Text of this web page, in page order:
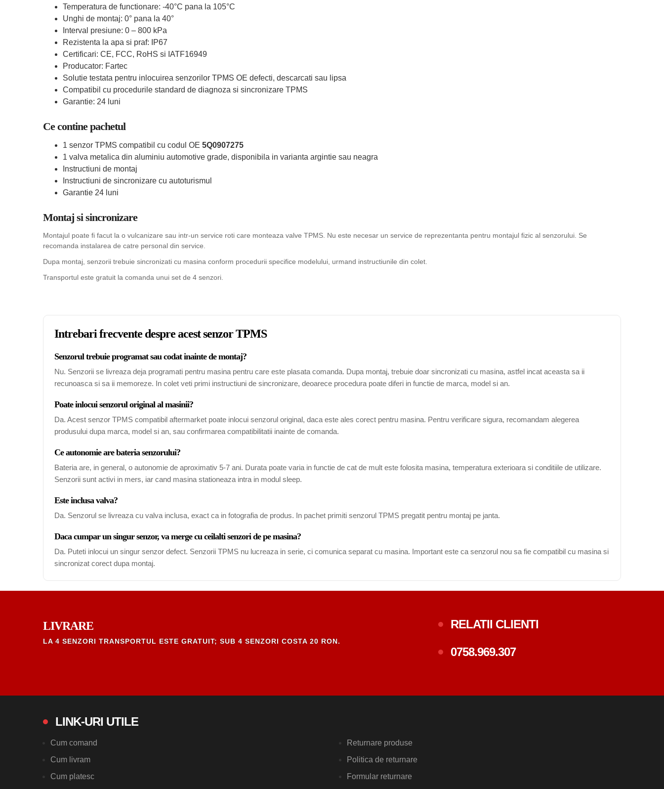
Temperatura de functionare: -40°C pana la 105°C
Unghi de montaj: 0° pana la 40°
Interval presiune: 0 – 800 kPa
Rezistenta la apa si praf: IP67
Certificari: CE, FCC, RoHS si IATF16949
Producator: Fartec
Solutie testata pentru inlocuirea senzorilor TPMS OE defecti, descarcati sau lipsa
Compatibil cu procedurile standard de diagnoza si sincronizare TPMS
Garantie: 24 luni
Ce contine pachetul
1 senzor TPMS compatibil cu codul OE 5Q0907275
1 valva metalica din aluminiu automotive grade, disponibila in varianta argintie sau neagra
Instructiuni de montaj
Instructiuni de sincronizare cu autoturismul
Garantie 24 luni
Montaj si sincronizare
Montajul poate fi facut la o vulcanizare sau intr-un service roti care monteaza valve TPMS. Nu este necesar un service de reprezentanta pentru montajul fizic al senzorului. Se
recomanda instalarea de catre personal din service.
Dupa montaj, senzorii trebuie sincronizati cu masina conform procedurii specifice modelului, urmand instructiunile din colet.
Transportul este gratuit la comanda unui set de 4 senzori.
Intrebari frecvente despre acest senzor TPMS
Senzorul trebuie programat sau codat inainte de montaj?
Nu. Senzorii se livreaza deja programati pentru masina pentru care este plasata comanda. Dupa montaj, trebuie doar sincronizati cu masina, astfel incat aceasta sa ii
recunoasca si sa ii memoreze. In colet veti primi instructiuni de sincronizare, deoarece procedura poate diferi in functie de marca, model si an.
Poate inlocui senzorul original al masinii?
Da. Acest senzor TPMS compatibil aftermarket poate inlocui senzorul original, daca este ales corect pentru masina. Pentru verificare sigura, recomandam alegerea
produsului dupa marca, model si an, sau confirmarea compatibilitatii inainte de comanda.
Ce autonomie are bateria senzorului?
Bateria are, in general, o autonomie de aproximativ 5-7 ani. Durata poate varia in functie de cat de mult este folosita masina, temperatura exterioara si conditiile de utilizare.
Senzorii sunt activi in mers, iar cand masina stationeaza intra in modul sleep.
Este inclusa valva?
Da. Senzorul se livreaza cu valva inclusa, exact ca in fotografia de produs. In pachet primiti senzorul TPMS pregatit pentru montaj pe janta.
Daca cumpar un singur senzor, va merge cu ceilalti senzori de pe masina?
Da. Puteti inlocui un singur senzor defect. Senzorii TPMS nu lucreaza in serie, ci comunica separat cu masina. Important este ca senzorul nou sa fie compatibil cu masina si
sincronizat corect dupa montaj.
LIVRARE
LA 4 SENZORI TRANSPORTUL ESTE GRATUIT; SUB 4 SENZORI COSTA 20 RON.
RELATII CLIENTI
0758.969.307
LINK-URI UTILE
Cum comand
Cum livram
Cum platesc
Returnare produse
Politica de returnare
Formular returnare